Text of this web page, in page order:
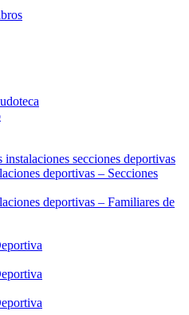
secciones deportivas
deportivas – Secciones
deportivas – Familiares de